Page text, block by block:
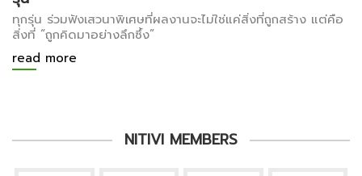
ทุกรุ่น ร่วมฟังเสวนาพิเศษที่ผลงานจะไม่ใช่แค่สิ่งที่ถูกสร้าง แต่คือ
สิ่งที่ “ถูกคิดมาอย่างลึกซึ้ง”
read more
NITIVI MEMBERS